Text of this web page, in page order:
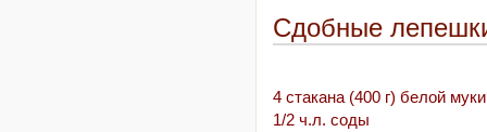
Сдобные
4 стакана (400 г) белой муки
1/2 ч.л. соды